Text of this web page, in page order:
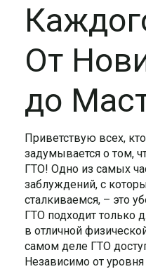
От
до
Приветствую всех, кто
задумывается о том,
ГТО! Одно из самых
заблуждений, с
сталкиваемся, – это
ГТО подходит только
в отличной
самом деле ГТО
Независимо от уровня